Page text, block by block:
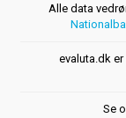
Alle data
evaluta.dk
Se